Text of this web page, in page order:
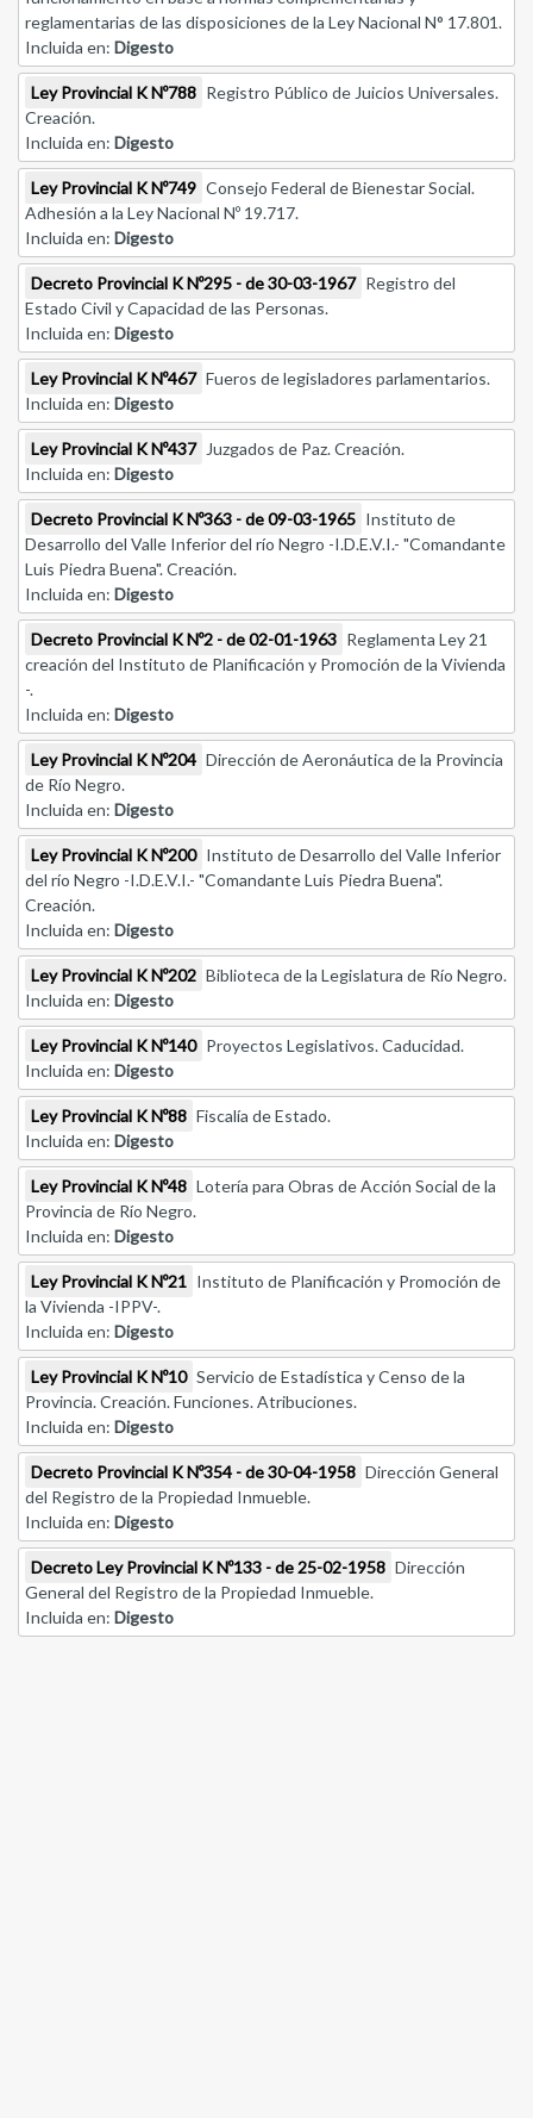
reglamentarias de las disposiciones de la Ley Nacional N° 17.801.
Incluida en: Digesto
Ley Provincial K Nº788 Registro Público de Juicios Universales.
Creación.
Incluida en: Digesto
Ley Provincial K Nº749 Consejo Federal de Bienestar Social.
Adhesión a la Ley Nacional Nº 19.717.
Incluida en: Digesto
Decreto Provincial K Nº295 - de 30-03-1967 Registro del
Estado Civil y Capacidad de las Personas.
Incluida en: Digesto
Ley Provincial K Nº467 Fueros de legisladores parlamentarios.
Incluida en: Digesto
Ley Provincial K Nº437 Juzgados de Paz. Creación.
Incluida en: Digesto
Decreto Provincial K Nº363 - de 09-03-1965 Instituto de
Desarrollo del Valle Inferior del río Negro -I.D.E.V.I.- "Comandante
Luis Piedra Buena". Creación.
Incluida en: Digesto
Decreto Provincial K Nº2 - de 02-01-1963 Reglamenta Ley 21
creación del Instituto de Planificación y Promoción de la Vivienda
-.
Incluida en: Digesto
Ley Provincial K Nº204 Dirección de Aeronáutica de la Provincia
de Río Negro.
Incluida en: Digesto
Ley Provincial K Nº200 Instituto de Desarrollo del Valle Inferior
del río Negro -I.D.E.V.I.- "Comandante Luis Piedra Buena".
Creación.
Incluida en: Digesto
Ley Provincial K Nº202 Biblioteca de la Legislatura de Río Negro.
Incluida en: Digesto
Ley Provincial K Nº140 Proyectos Legislativos. Caducidad.
Incluida en: Digesto
Ley Provincial K Nº88 Fiscalía de Estado.
Incluida en: Digesto
Ley Provincial K Nº48 Lotería para Obras de Acción Social de la
Provincia de Río Negro.
Incluida en: Digesto
Ley Provincial K Nº21 Instituto de Planificación y Promoción de
la Vivienda -IPPV-.
Incluida en: Digesto
Ley Provincial K Nº10 Servicio de Estadística y Censo de la
Provincia. Creación. Funciones. Atribuciones.
Incluida en: Digesto
Decreto Provincial K Nº354 - de 30-04-1958 Dirección General
del Registro de la Propiedad Inmueble.
Incluida en: Digesto
Decreto Ley Provincial K Nº133 - de 25-02-1958 Dirección
General del Registro de la Propiedad Inmueble.
Incluida en: Digesto